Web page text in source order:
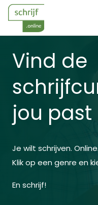
Vind de
jou past
Je wilt schrijven. Online.
Klik op een genre en
En schrijf!